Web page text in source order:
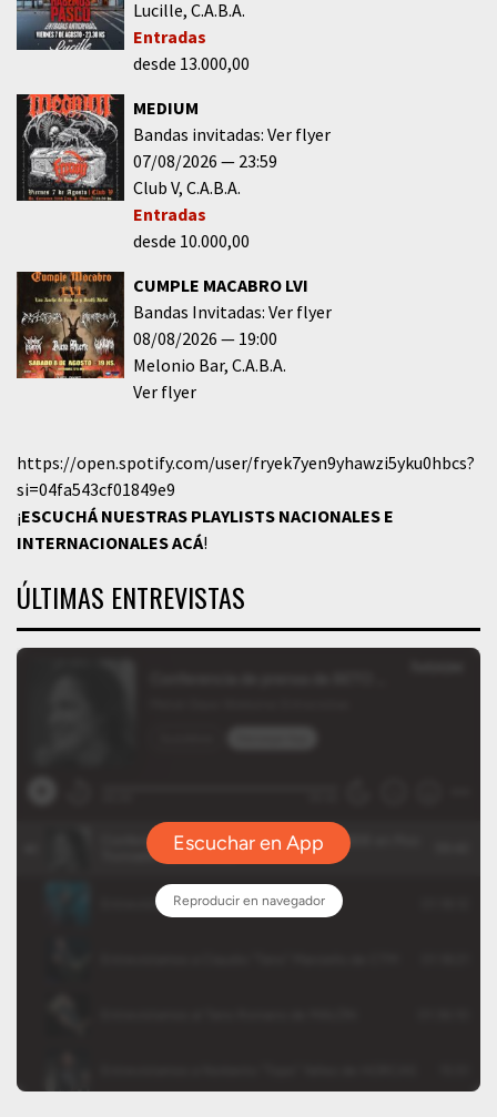
Lucille C.A.B.A.
Entradas
desde 13.000,00
MEDIUM
Bandas invitadas: Ver flyer
07/08/2026
23:59
Club V C.A.B.A.
Entradas
desde 10.000,00
CUMPLE MACABRO LVI
Bandas Invitadas: Ver flyer
08/08/2026
19:00
Melonio Bar C.A.B.A.
Ver flyer
https://open.spotify.com/user/fryek7yen9yhawzi5yku0hbcs?
si=04fa543cf01849e9
¡ESCUCHÁ NUESTRAS PLAYLISTS NACIONALES E
INTERNACIONALESACÁ!
ÚLTIMAS ENTREVISTAS